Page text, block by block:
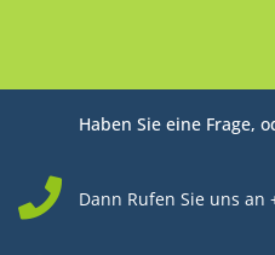
Haben Sie eine Frage,
Dann Rufen Sie uns an